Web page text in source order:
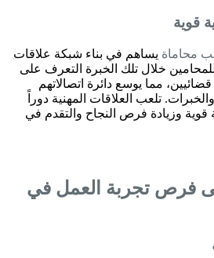
قوية
محاماة يساهم في بناء شبكة علاقات
خلال تلك الخبرة التعرف على
مما يوسع دائرة اتصالاتهم
تلعب العلاقات المهنية دوراً
قوية وزيادة فرص النجاح والتقدم في
فرص تجربة العمل في